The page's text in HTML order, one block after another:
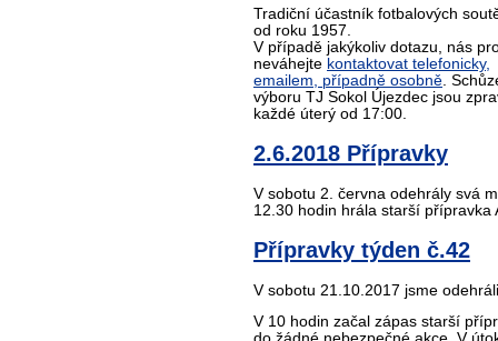
Tradiční účastník fotbalových
od roku 1957.
V případě jakýkoliv dotazu, nás
neváhejte kontaktovat telefonicky,
emailem, případně osobně.
výboru TJ Sokol Újezdec jsou
každé úterý od 17:00.
2.6.2018 Přípravky
V sobotu 2. června odehrály svá
12.30 hodin hrála starší
Přípravky týden č.42
V sobotu 21.10.2017 jsme
V 10 hodin začal zápas starší